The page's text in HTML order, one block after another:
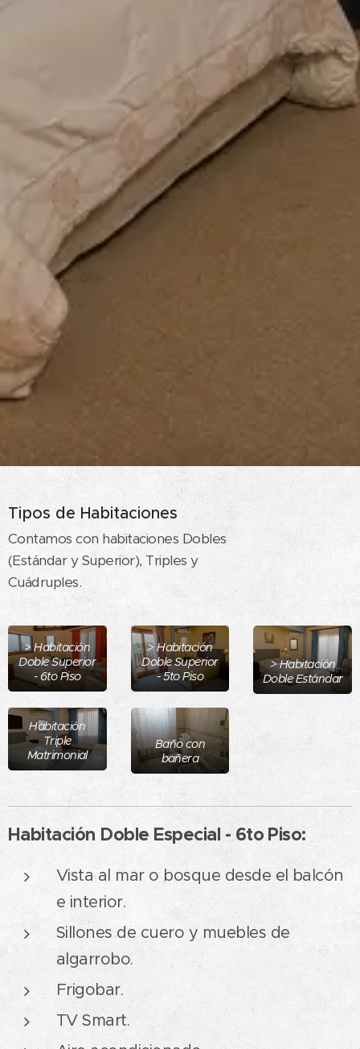
Tipos de Habitaciones
Contamos con habitaciones Dobles
(Estándar y Superior), Triples y
Cuádruples.
.
> Habitación
Doble Superior
- 6to Piso
> Habitación
Doble Superior
- 5to Piso
> Habitación
Doble Estándar
Habitación
Triple
Matrimonial
Baño con
bañera
Habitación Doble Especial - 6to Piso:
Vista al mar o bosque desde el balcón
e interior.
Sillones de cuero y muebles de
algarrobo.
Frigobar.
TV Smart.